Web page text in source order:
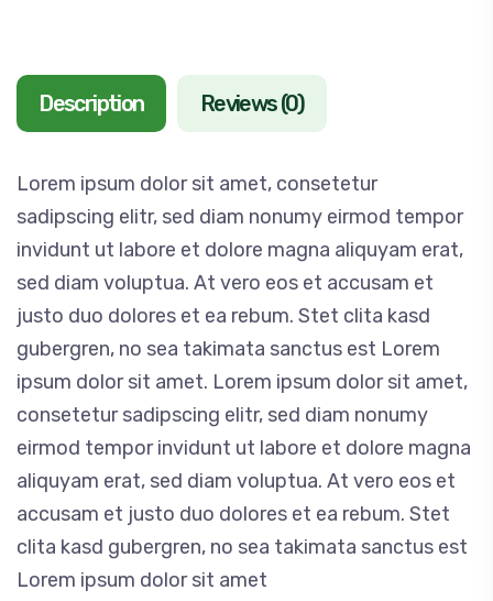
Description Reviews (0)
Lorem ipsum dolor sit amet, consetetur
sadipscing elitr, sed diam nonumy eirmod tempor
invidunt ut labore et dolore magna aliquyam erat,
sed diam voluptua. At vero eos et accusam et
justo duo dolores et ea rebum. Stet clita kasd
gubergren, no sea takimata sanctus est Lorem
ipsum dolor sit amet. Lorem ipsum dolor sit amet,
consetetur sadipscing elitr, sed diam nonumy
eirmod tempor invidunt ut labore et dolore magna
aliquyam erat, sed diam voluptua. At vero eos et
accusam et justo duo dolores et ea rebum. Stet
clita kasd gubergren, no sea takimata sanctus est
Lorem ipsum dolor sit amet